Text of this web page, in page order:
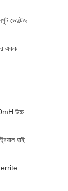
ভোল্টেজ
একক
উচ্চ
হাই